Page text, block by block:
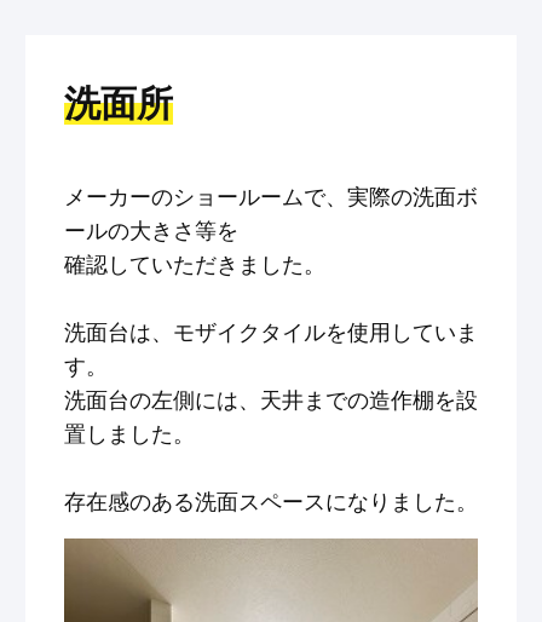
洗面所
メーカーのショールームで、実際の洗面ボ
ールの大きさ等を
確認していただきました。
洗面台は、モザイクタイルを使用していま
す。
洗面台の左側には、天井までの造作棚を設
置しました。
存在感のある洗面スペースになりました。